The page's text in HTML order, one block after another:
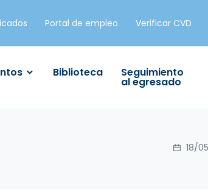
Portal de empleo Verificar CVD
Biblioteca Seguimiento
al egresado
18/